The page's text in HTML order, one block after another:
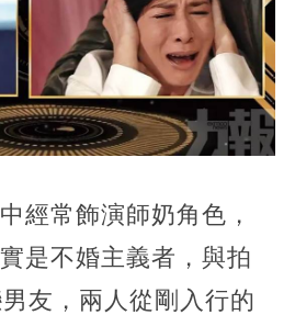
經常飾演師奶角色，
是不婚主義者，與拍
友，兩人從剛入行的